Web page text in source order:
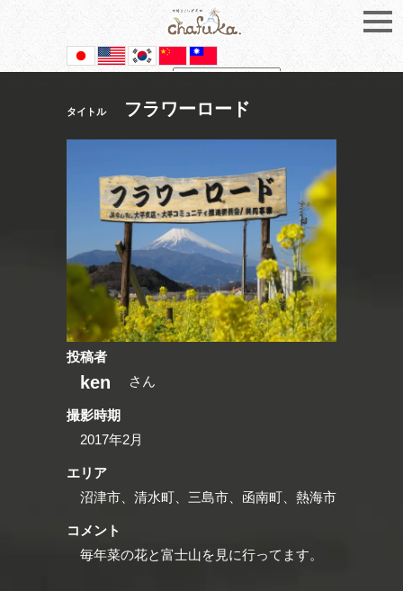
Powered by
タイトル フラワーロード
投稿者
ken さん
撮影時期
2017年2月
エリア
沼津市、清水町、三島市、函南町、熱海市
コメント
毎年菜の花と富士山を見に行ってます。